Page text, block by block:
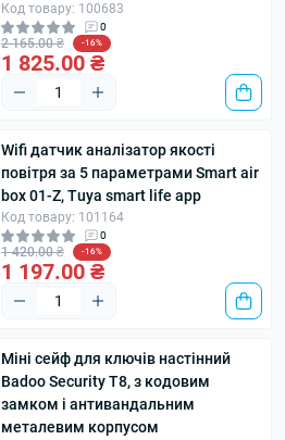
Код товару: 100683
0
2 165.00 ₴ -16%
1 825.00 ₴
Wifi датчик аналізатор якості
повітря за 5 параметрами Smart air
box 01-Z, Tuya smart life app
Код товару: 101164
0
1 420.00 ₴ -16%
1 197.00 ₴
Міні сейф для ключів настінний
Badoo Security T8, з кодовим
замком і антивандальним
металевим корпусом